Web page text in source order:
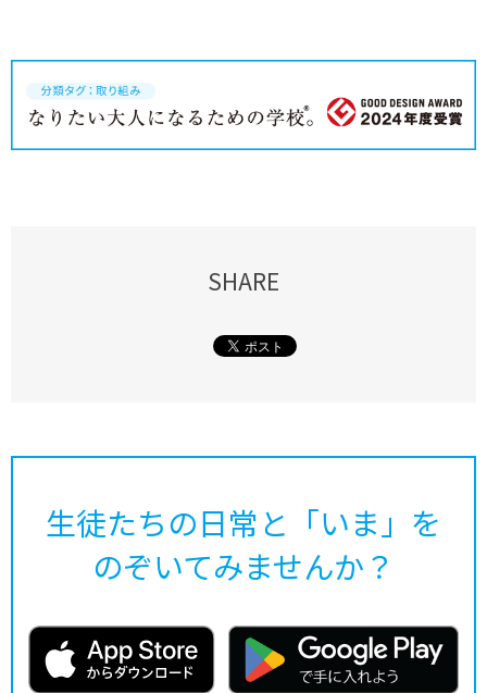
SHARE
生徒たちの日常と「いま」を
のぞいてみませんか？